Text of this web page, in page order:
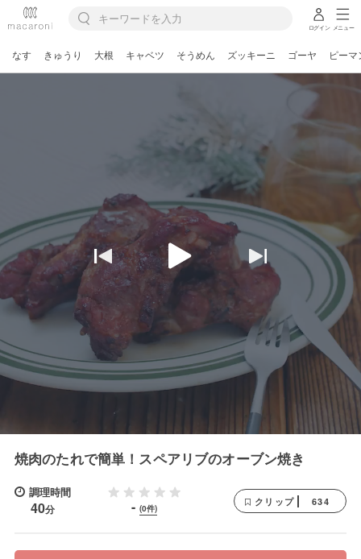
ログイン メニュー
なす きゅうり 大根 キャベツ そうめん ズッキーニ ゴーヤ ピーマ
焼肉のたれで簡単！スペアリブのオーブン焼き
調理時間
40分 - (0件)
クリップ 634